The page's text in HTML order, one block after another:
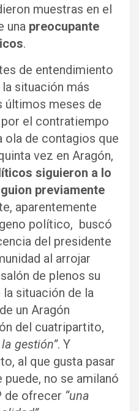
muestras en el
una preocupante
.
de entendimiento
situación más
últimos meses de
el contratiempo
ola de contagios que
vez en Aragón,
siguieron a lo
previamente
aparentemente
político, buscó
del presidente
al arrojar
de plenos su
situación de la
un Aragón
del cuatripartito,
gestión”. Y
al que gusta pasar
no se amilanó
de ofrecer “una